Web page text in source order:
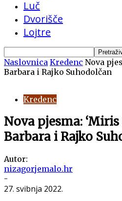
Luč
Dvorišče
Lojtre
Naslovnica Kredenc Nova
Barbara i Rajko Suhodolčan
Kredenc
Nova pjesma: ‘Miris
Barbara i Rajko
Autor:
nizagorjemalo.hr
-
27. svibnja 2022.